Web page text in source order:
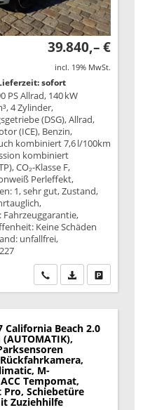
39.840,– €
incl. 19% MwSt.
sofort
PS Allrad, 140 kW
4 Zylinder,
(DSG), Allrad,
(ICE), Benzin,
kombiniert 7,6 l/100km
kombiniert
CO₂-Klasse F,
Perleffekt,
1, sehr gut, Zustand,
Keine Schäden
unfallfrei,
Wir rufen Sie an
PDF-Datei,Drucken,
California Beach 2.0
(AUTOMATIK),
M-
Tempomat,
Schiebetüre
Zuziehhilfe